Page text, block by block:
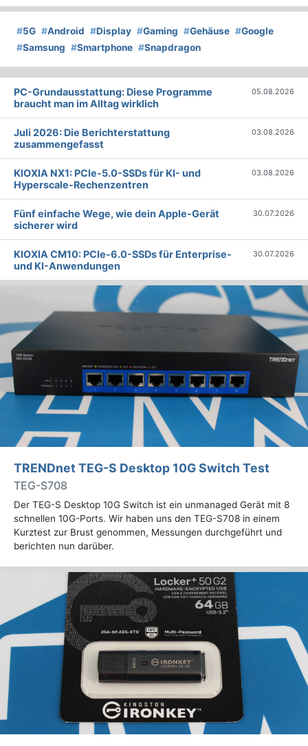
#5G #Android #Display #Gaming #Gehäuse #Google
#Samsung #Smartphone #Snapdragon
PC-Grundausstattung: Diese Programme
braucht man im Alltag wirklich
05.08.2026
Juli 2026: Die Bericht­erstattung
zusammengefasst
03.08.2026
KIOXIA NX1: PCIe-5.0-SSDs für KI- und
Hyperscale-Rechenzentren
03.08.2026
Fünf einfache Wege, wie dein Apple-Gerät
sicherer wird
30.07.2026
KIOXIA CM10: PCIe-6.0-SSDs für Enterprise-
und KI-Anwendungen
30.07.2026
TRENDnet TEG-S Desktop 10G Switch Test
TEG-S708
Der TEG-S Desktop 10G Switch ist ein unmanaged Gerät mit 8
schnellen 10G-Ports. Wir haben uns den TEG-S708 in einem
Kurztest zur Brust genommen, Messungen durchgeführt und
berichten nun darüber.